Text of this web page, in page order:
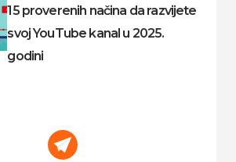
15 proverenih načina da razvijete
svoj YouTube kanal u 2025.
godini